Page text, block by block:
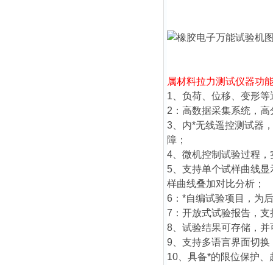
属材料拉力测试仪器功
1、负荷、位移、变形
2：高数据采集系统，
3、内*无线遥控测试器
障；
4、微机控制试验过程
5、支持单个试样曲线
样曲线叠加对比分析；
6：*自编试验项目，为
7：开放式试验报告，
8、试验结果可存储，
9、支持多语言界面切
10、具备*的限位保护